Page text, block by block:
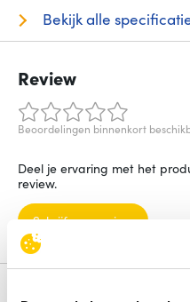
Bekijk alle
Review
Beoordelingen binnenkort
Deel je ervaring met het
review.
Schrijf een review